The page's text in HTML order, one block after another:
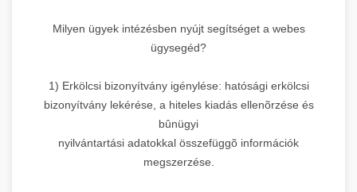
Milyen ügyek intézésben nyújt segítséget a webes
ügysegéd?
1) Erkölcsi bizonyítvány igénylése: hatósági erkölcsi
bizonyítvány lekérése, a hiteles kiadás ellenõrzése és
bûnügyi
nyilvántartási adatokkal összefüggõ információk
megszerzése.